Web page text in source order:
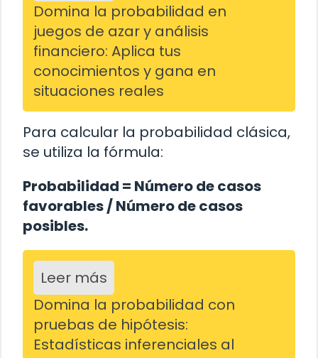
Domina la probabilidad en
juegos de azar y análisis
financiero: Aplica tus
conocimientos y gana en
situaciones reales
Para calcular la probabilidad clásica,
se utiliza la fórmula:
Probabilidad = Número de casos
favorables / Número de casos
posibles.
Leer más
Domina la probabilidad con
pruebas de hipótesis:
Estadísticas inferenciales al